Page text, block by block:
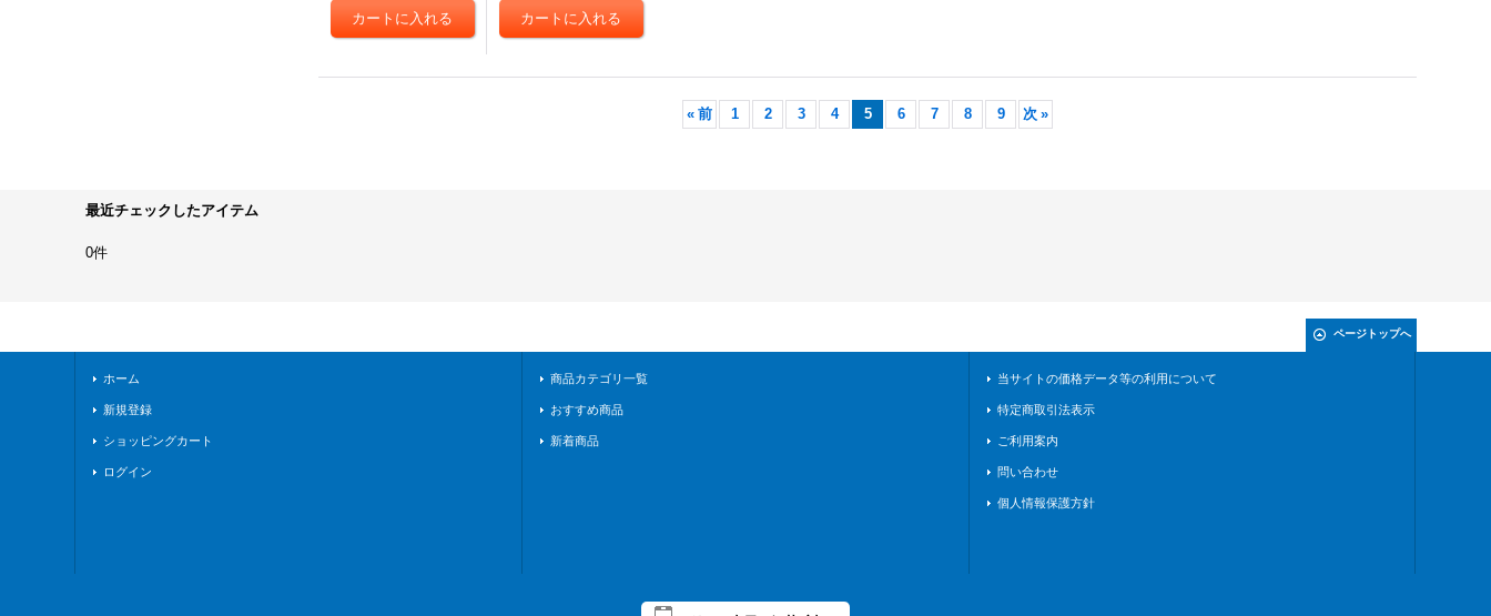
« 前 1 2 3 4 5 6 7 8 9 次 »
最近チェックしたアイテム
0件
ページトップへ
ホーム
新規登録
ショッピングカート
ログイン
商品カテゴリ一覧
おすすめ商品
新着商品
当サイトの価格データ等の利用について
特定商取引法表示
ご利用案内
問い合わせ
個人情報保護方針